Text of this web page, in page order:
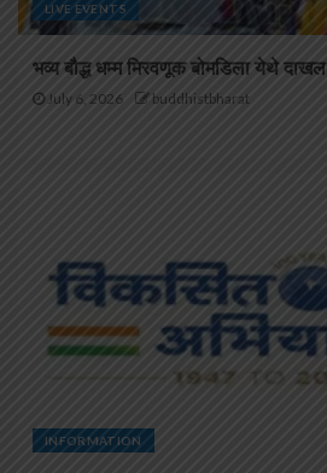
LIVE EVENTS
भव्य बौद्ध धम्म मिरवणूक बोमडिला येथे दाखल
July 6, 2026 buddhistbharat
INFORMATION